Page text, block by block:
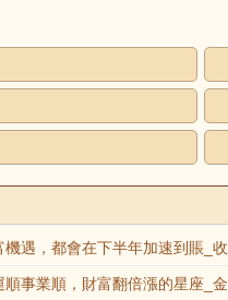
遇，都會在下半年加速到賬_
事業順，財富翻倍漲的星座_